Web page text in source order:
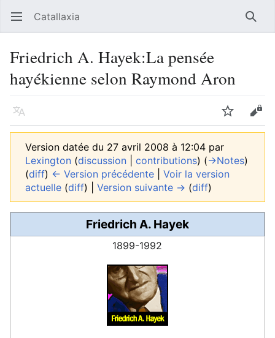
Ouvrir le menu principal Catallaxia
Friedrich A. Hayek:La pensée
hayékienne selon Raymond Aron
Langue Suivre
Version datée du 27 avril 2008 à 12:04 par
Lexington (discussion contributions) (→‎Notes)
(diff) ← Version précédente
Voir la version
actuelle (diff) | Version suivante → (diff)
Friedrich A. Hayek
1899-1992